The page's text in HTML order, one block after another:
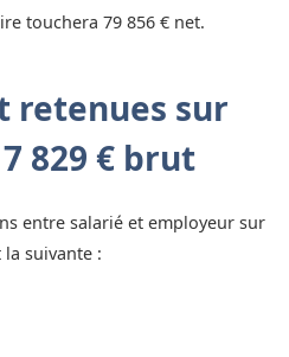
touchera 79 856 € net.
retenues sur
829 € brut
entre salarié et employeur sur
suivante :